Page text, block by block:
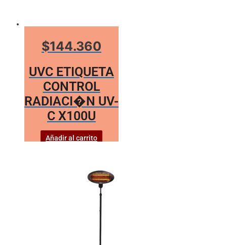
$144.360
UVC ETIQUETA
CONTROL
RADIACI�N UV-
C X100U
Añadir al carrito